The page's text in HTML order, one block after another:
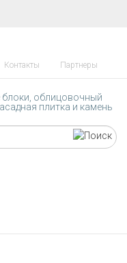
Контакты Партнеры